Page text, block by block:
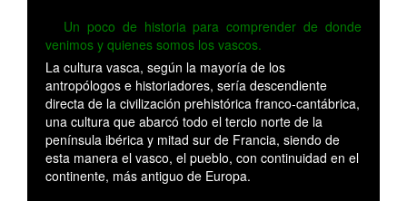
Un poco de historia para comprender de donde
venimos y quienes somos los vascos.
La cultura vasca, según la mayoría de los
antropólogos e historiadores, sería descendiente
directa de la civilización prehistórica franco-cantábrica,
una cultura que abarcó todo el tercio norte de la
península ibérica y mitad sur de Francia, siendo de
esta manera el vasco, el pueblo, con continuidad en el
continente, más antiguo de Europa.